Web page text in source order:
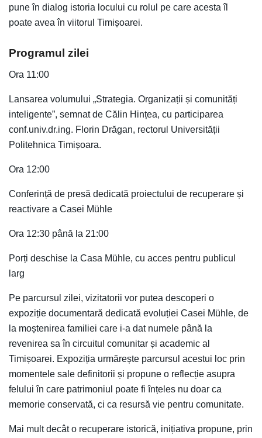
pune în dialog istoria locului cu rolul pe care acesta îl
poate avea în viitorul Timișoarei.
Programul zilei
Ora 11:00
Lansarea volumului „Strategia. Organizații și comunități
inteligente”, semnat de Călin Hințea, cu participarea
conf.univ.dr.ing. Florin Drăgan, rectorul Universității
Politehnica Timișoara.
Ora 12:00
Conferință de presă dedicată proiectului de recuperare și
reactivare a Casei Mühle
Ora 12:30 până la 21:00
Porți deschise la Casa Mühle, cu acces pentru publicul
larg
Pe parcursul zilei, vizitatorii vor putea descoperi o
expoziție documentară dedicată evoluției Casei Mühle, de
la moștenirea familiei care i-a dat numele până la
revenirea sa în circuitul comunitar și academic al
Timișoarei. Expoziția urmărește parcursul acestui loc prin
momentele sale definitorii și propune o reflecție asupra
felului în care patrimoniul poate fi înțeles nu doar ca
memorie conservată, ci ca resursă vie pentru comunitate.
Mai mult decât o recuperare istorică, inițiativa propune, prin